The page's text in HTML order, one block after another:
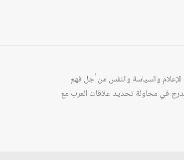
والسياسة والنفس من أجل فهم
في محاولة تحديد علاقات العرب مع